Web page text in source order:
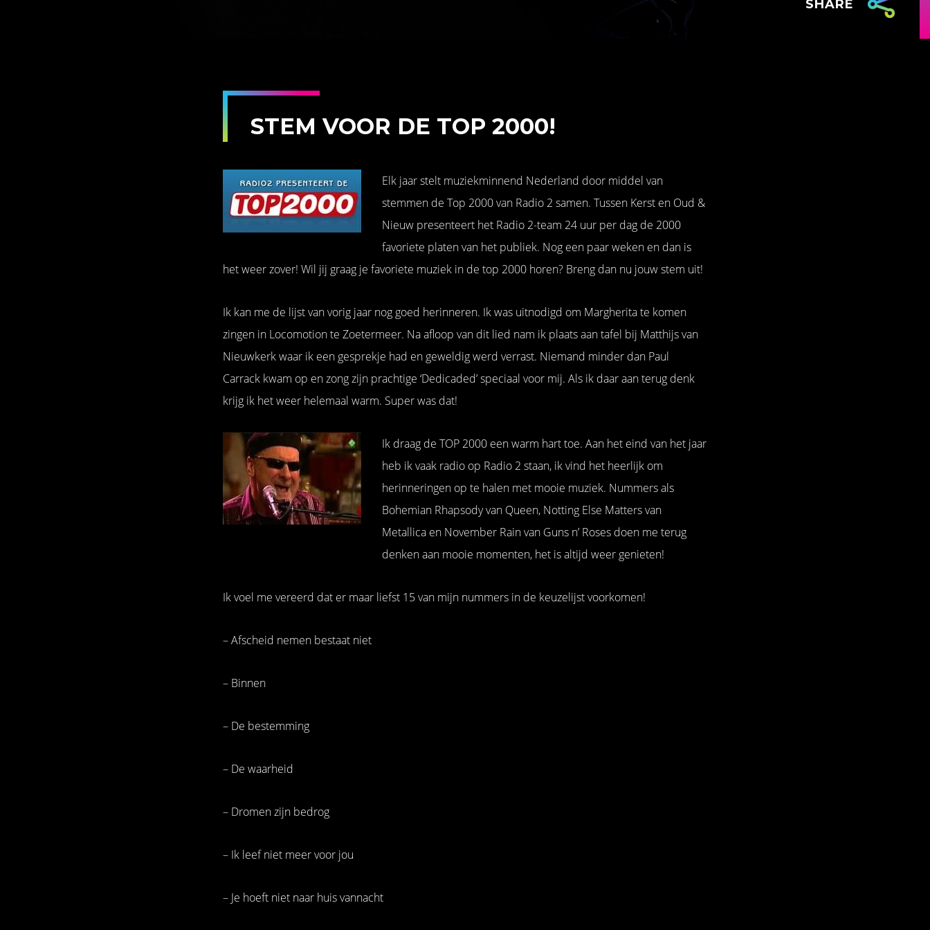
SHARE
STEM VOOR DE TOP 2000!
Elk jaar stelt muziekminnend Nederland door middel van
stemmen de Top 2000 van Radio 2 samen. Tussen Kerst en Oud &
Nieuw presenteert het Radio 2-team 24 uur per dag de 2000
favoriete platen van het publiek. Nog een paar weken en dan is
het weer zover! Wil jij graag je favoriete muziek in de top 2000 horen? Breng dan nu jouw stem uit!
Ik kan me de lijst van vorig jaar nog goed herinneren. Ik was uitnodigd om Margherita te komen
zingen in Locomotion te Zoetermeer. Na afloop van dit lied nam ik plaats aan tafel bij Matthijs van
Nieuwkerk waar ik een gesprekje had en geweldig werd verrast. Niemand minder dan Paul
Carrack kwam op en zong zijn prachtige ‘Dedicaded’ speciaal voor mij. Als ik daar aan terug denk
krijg ik het weer helemaal warm. Super was dat!
Ik draag de TOP 2000 een warm hart toe. Aan het eind van het jaar
heb ik vaak radio op Radio 2 staan, ik vind het heerlijk om
herinneringen op te halen met mooie muziek. Nummers als
Bohemian Rhapsody van Queen, Notting Else Matters van
Metallica en November Rain van Guns n’ Roses doen me terug
denken aan mooie momenten, het is altijd weer genieten!
Ik voel me vereerd dat er maar liefst 15 van mijn nummers in de keuzelijst voorkomen!
– Afscheid nemen bestaat niet
– Binnen
– De bestemming
– De waarheid
– Dromen zijn bedrog
– Ik leef niet meer voor jou
– Je hoeft niet naar huis vannacht